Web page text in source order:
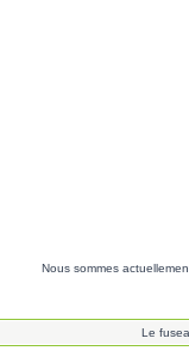
Nous sommes
Le